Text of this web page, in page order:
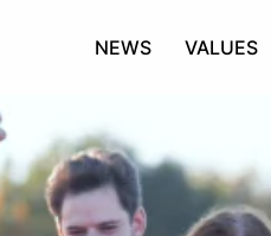
NEWS VALUES